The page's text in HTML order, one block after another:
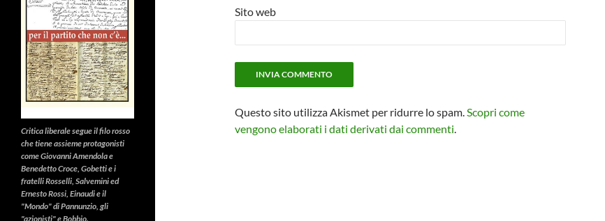
Sito web
Questo sito utilizza Akismet per ridurre lo spam.Scopri come
vengono elaborati i dati derivati dai commenti.
Critica liberalesegue il filo rosso
che tiene assieme protagonisti
come Giovanni Amendola e
Benedetto Croce, Gobetti e i
fratelli Rosselli, Salvemini ed
Ernesto Rossi, Einaudi e il
"Mondo" di Pannunzio, gli
"azionisti" e Bobbio.